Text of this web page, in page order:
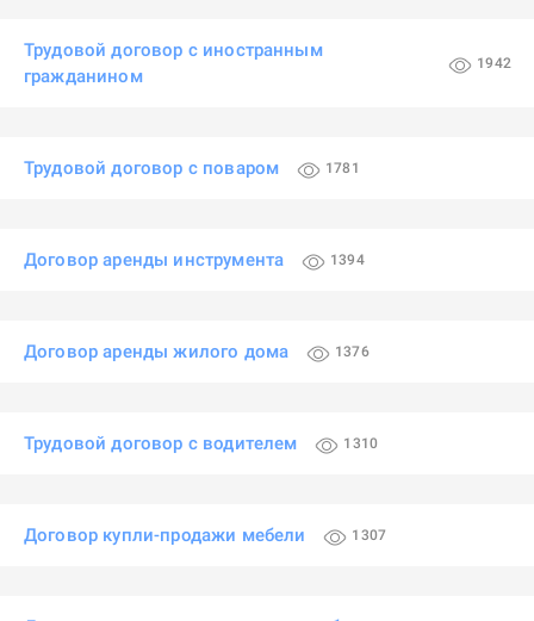
Трудовой договор с иностранным
гражданином
1942
Трудовой договор с поваром 1781
Договор аренды инструмента 1394
Договор аренды жилого дома 1376
Трудовой договор с водителем 1310
Договор купли-продажи мебели 1307